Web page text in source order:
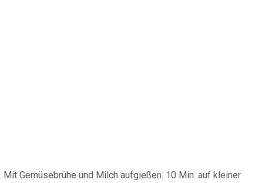
Gemüsebrühe und Milch aufgießen. 10 Min. auf kleiner